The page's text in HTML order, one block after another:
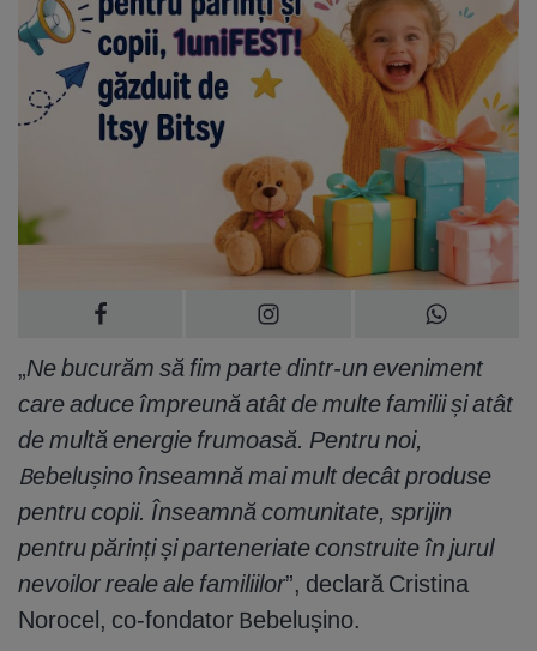
„Ne bucurăm să fim parte dintr-un eveniment
care aduce împreună atât de multe familii și atât
de multă energie frumoasă. Pentru noi,
Bebelușino înseamnă mai mult decât produse
pentru copii. Înseamnă comunitate, sprijin
pentru părinți și parteneriate construite în jurul
nevoilor reale ale familiilor”, declară Cristina
Norocel, co-fondator Bebelușino.